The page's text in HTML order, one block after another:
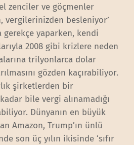
zenciler ve göçmenler
vergilerinizden besleniyor’
gerekçe yaparken, kendi
2008 gibi krizlere neden
trilyonlarca dolar
gözden kaçırabiliyor.
şirketlerden bir
bile vergi alınamadığı
Dünyanın en büyük
Amazon, Trump’ın ünlü
son üç yılın ikisinde ‘sıfır